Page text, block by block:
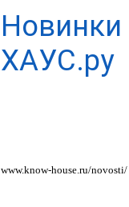
ХАУС.ру
www.know-house.ru/novosti/